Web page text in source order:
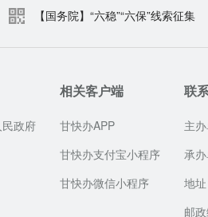
【国务院】“六稳”“六保”线索征集
政府
相关客户端
甘快办APP
甘快办支付宝小程序
甘快办微信小程序
联
主
承
地
邮